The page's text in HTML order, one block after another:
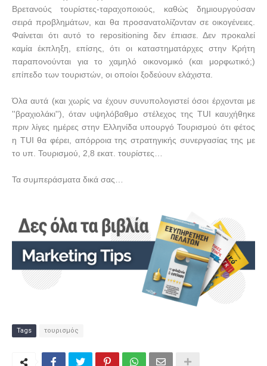
Βρετανούς τουρίστες-ταραχοποιούς, καθώς δημιουργούσαν
σειρά προβλημάτων, και θα προσανατολίζονταν σε οικογένειες.
Φαίνεται ότι αυτό το repositioningδεν έπιασε. Δεν προκαλεί
καμία έκπληξη, επίσης, ότι οι καταστηματάρχες στην Κρήτη
παραπονούνται για το χαμηλό οικονομικό (και μορφωτικό;)
επίπεδο των τουριστών, οι οποίοι ξοδεύουν ελάχιστα.
Όλα αυτά (και χωρίς να έχουν συνυπολογιστεί όσοι έρχονται με
''βραχιολάκι''), όταν υψηλόβαθμο στέλεχος της TUI καυχήθηκε
πριν λίγες ημέρες στην Ελληνίδα υπουργό Τουρισμού ότι φέτος
η TUI θα φέρει, απόρροια της στρατηγικής συνεργασίας της με
το υπ. Τουρισμού, 2,8 εκατ. τουρίστες…
Τα συμπεράσματα δικά σας…
Tags τουρισμός